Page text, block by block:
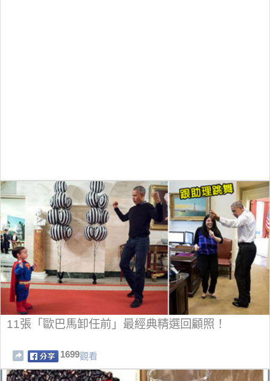
11張「歐巴馬卸任前」最經典精選回顧照！
1699觀看